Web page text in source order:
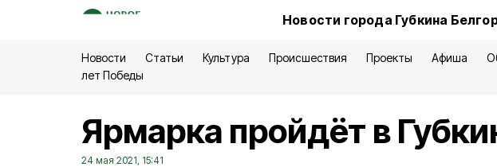
Новости города Губкина
Новости Статьи Культура Происшествия Проекты Афиша
лет Победы
Ярмарка пройдёт в
24 мая 2021, 15:41